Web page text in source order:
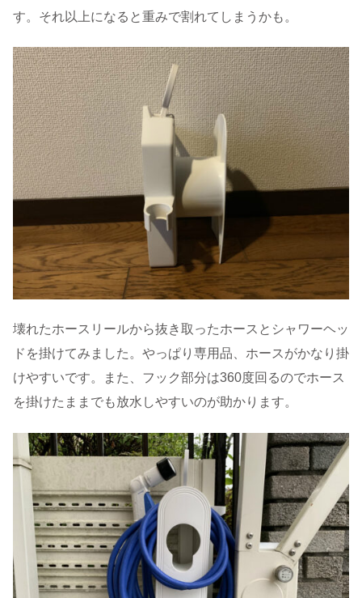
す。それ以上になると重みで割れてしまうかも。
壊れたホースリールから抜き取ったホースとシャワーヘッ
ドを掛けてみました。やっぱり専用品、ホースがかなり掛
けやすいです。また、フック部分は360度回るのでホース
を掛けたままでも放水しやすいのが助かります。